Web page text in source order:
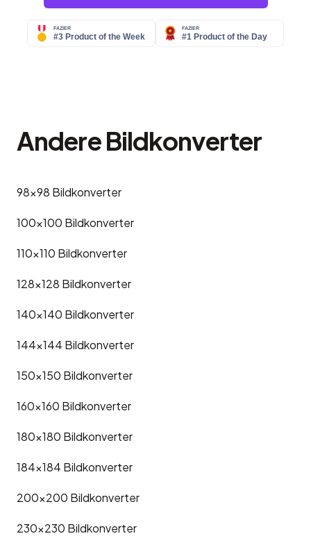
Andere Bildkonverter
98x98 Bildkonverter
100x100 Bildkonverter
110x110 Bildkonverter
128x128 Bildkonverter
140x140 Bildkonverter
144x144 Bildkonverter
150x150 Bildkonverter
160x160 Bildkonverter
180x180 Bildkonverter
184x184 Bildkonverter
200x200 Bildkonverter
230x230 Bildkonverter